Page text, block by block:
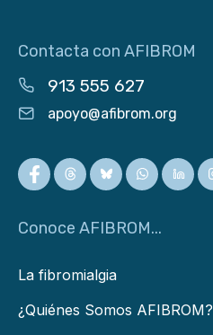
Contacta con AFIBROM
913 555 627
apoyo@afibrom.org
Conoce AFIBROM...
La fibromialgia
¿Quiénes Somos AFIBROM?